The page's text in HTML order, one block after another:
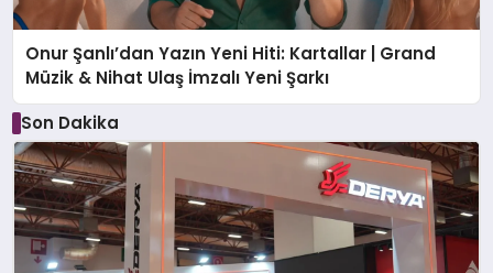
Onur Şanlı’dan Yazın Yeni Hiti: Kartallar | Grand
Müzik & Nihat Ulaş İmzalı Yeni Şarkı
Son Dakika